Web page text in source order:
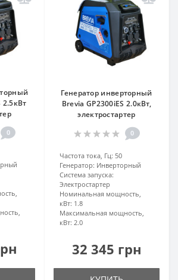
2.5кВт
0
Генератор инверторный
Brevia GP2300iES 2.0кВт,
электростартер
0
Частота тока, Гц: 50
Генератор: Инверторный
Система запуска:
Электростартер
Номинальная мощность,
кВт: 1.8
Максимальная мощность,
кВт: 2.0
32 345 грн